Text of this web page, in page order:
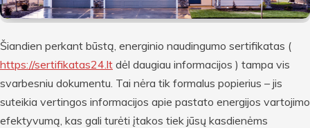
Šiandien perkant būstą, energinio naudingumo sertifikatas (
https://sertifikatas24.lt dėl daugiau informacijos ) tampa vis
svarbesniu dokumentu. Tai nėra tik formalus popierius – jis
suteikia vertingos informacijos apie pastato energijos vartojimo
efektyvumą, kas gali turėti įtakos tiek jūsų kasdienėms